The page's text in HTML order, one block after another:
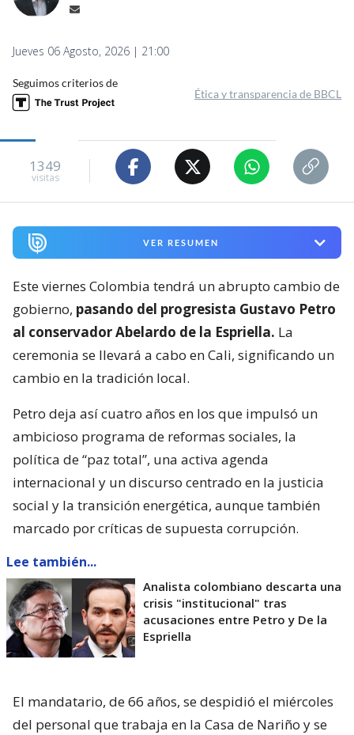
Jueves 06 Agosto, 2026 | 21:00
Seguimos criterios de
Ética y transparencia de BBCL
1349
visitas
VER RESUMEN
Este viernes Colombia tendrá un abrupto cambio de
gobierno, pasando del progresista Gustavo Petro
al conservador Abelardo de la Espriella. La
ceremonia se llevará a cabo en Cali, significando un
cambio en la tradición local.
Petro deja así cuatro años en los que impulsó un
ambicioso programa de reformas sociales, la
política de “paz total”, una activa agenda
internacional y un discurso centrado en la justicia
social y la transición energética, aunque también
marcado por críticas de supuesta corrupción.
Lee también...
Analista colombiano descarta una
crisis "institucional" tras
acusaciones entre Petro y De la
Espriella
El mandatario, de 66 años, se despidió el miércoles
del personal que trabaja en la Casa de Nariño y se